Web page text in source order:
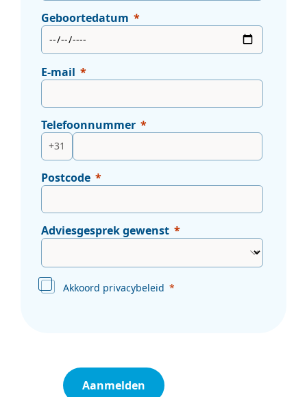
Geboortedatum
E-mail
Telefoonnummer
+31
Postcode
Adviesgesprek gewenst
Akkoord privacybeleid
Aanmelden